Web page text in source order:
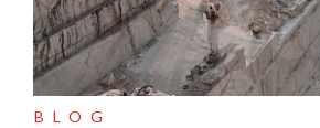
BLOG